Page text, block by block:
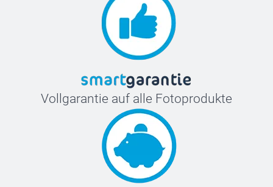
Vollgarantie auf alle Fotoprodukte